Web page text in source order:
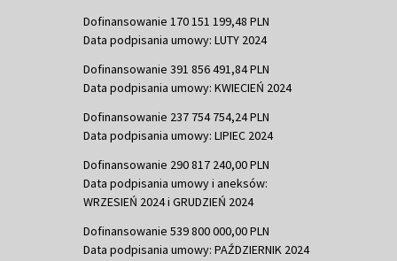
Dofinansowanie 170 151 199,48 PLN
Data podpisania umowy: LUTY 2024
Dofinansowanie 391 856 491,84 PLN
Data podpisania umowy: KWIECIEŃ 2024
Dofinansowanie 237 754 754,24 PLN
Data podpisania umowy: LIPIEC 2024
Dofinansowanie 290 817 240,00 PLN
Data podpisania umowy i aneksów:
WRZESIEŃ 2024 i GRUDZIEŃ 2024
Dofinansowanie 539 800 000,00 PLN
Data podpisania umowy: PAŹDZIERNIK 2024